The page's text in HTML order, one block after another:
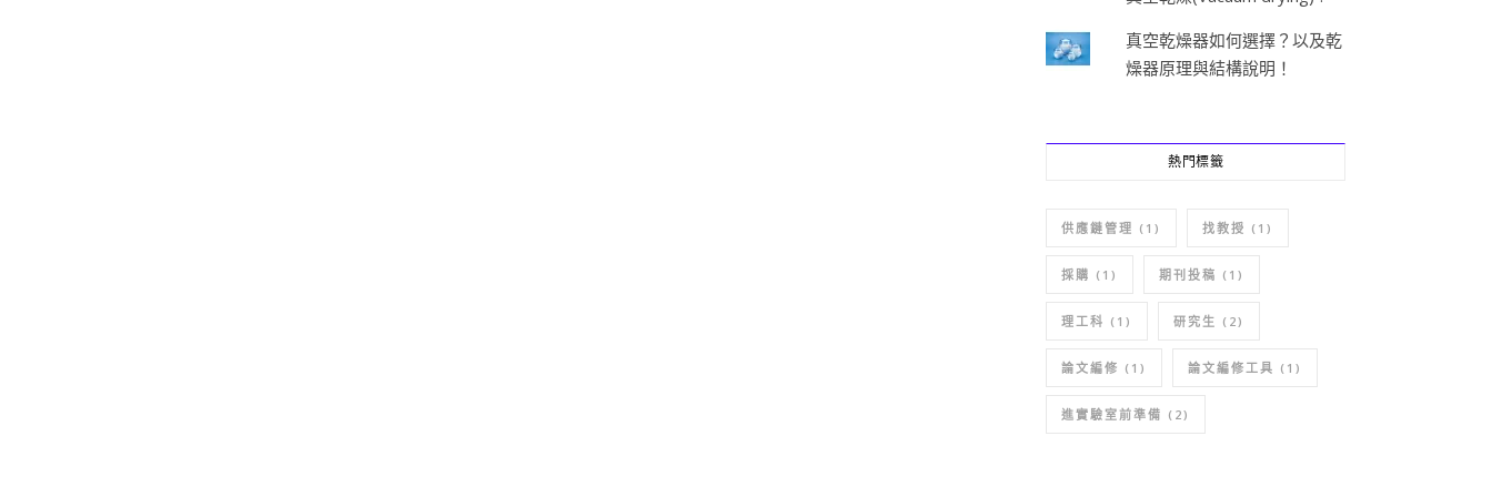
真空乾燥器如何選擇？以及乾
燥器原理與結構說明！
熱門標籤
供應鏈管理 (1) 找教授 (1)
採購 (1) 期刊投稿 (1)
理工科 (1) 研究生 (2)
論文編修 (1) 論文編修工具 (1)
進實驗室前準備 (2)